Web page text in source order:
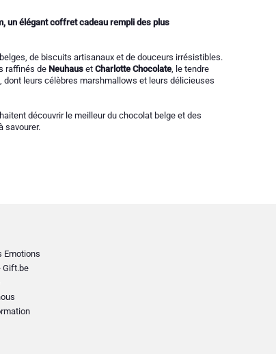
un élégant coffret cadeau rempli des plus
de biscuits artisanaux et de douceurs irrésistibles.
raffinés de Neuhauset Charlotte Chocolate, le tendre
, dont leurs célèbres marshmallows et leurs délicieuses
découvrir le meilleur du chocolat belge et des
savourer.
Emotions
Gift.be